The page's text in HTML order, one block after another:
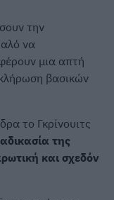
την
να
μια απτή
βασικών
το Γκρίνουιτς
της
και σχεδόν